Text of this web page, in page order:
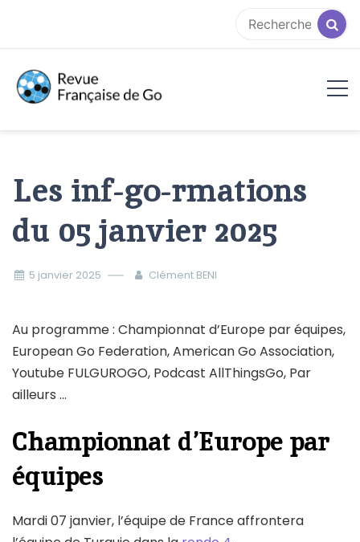
contenu
Les inf-go-rmations
du 05 janvier 2025
5 janvier 2025 Clément BENI
Au programme : Championnat d’Europe par équipes,
European Go Federation, American Go Association,
Youtube FULGUROGO, Podcast AllThingsGo, Par
ailleurs …
Championnat d’Europe par
équipes
Mardi 07 janvier, l’équipe de France affrontera